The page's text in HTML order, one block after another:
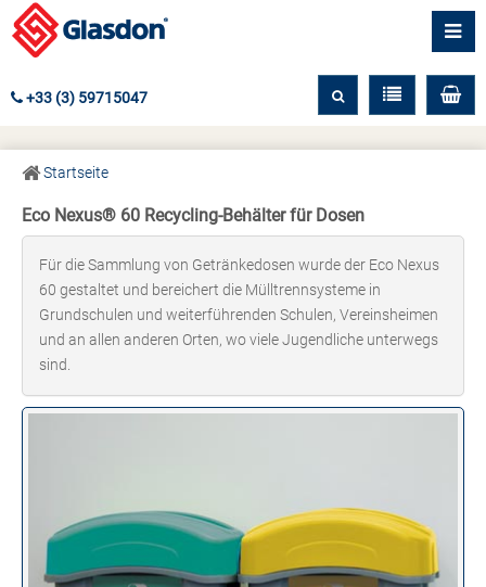
+33 (3) 59715047
Startseite
Eco Nexus® 60 Recycling-Behälter für Dosen
Für die Sammlung von Getränkedosen wurde der Eco Nexus
60 gestaltet und bereichert die Mülltrennsysteme in
Grundschulen und weiterführenden Schulen, Vereinsheimen
und an allen anderen Orten, wo viele Jugendliche unterwegs
sind.